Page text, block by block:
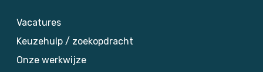
Vacatures
Keuzehulp / zoekopdracht
Onze werkwijze